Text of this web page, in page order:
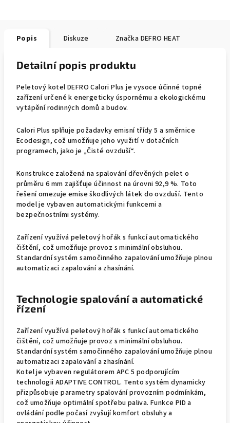
Popis Diskuze Značka DEFRO HEAT
Detailní popis produktu
Peletový kotel DEFRO Calori Plus je vysoce účinné topné
zařízení určené k energeticky úspornému a ekologickému
vytápění rodinných domů a budov.
Calori Plus splňuje požadavky emisní třídy 5 a směrnice
Ecodesign, což umožňuje jeho využití v dotačních
programech, jako je „Čisté ovzduší“.
Konstrukce založená na spalování dřevěných pelet o
průměru 6 mm zajišťuje účinnost na úrovni 92,9 %. Toto
řešení omezuje emise škodlivých látek do ovzduší. Tento
model je vybaven automatickými funkcemi a
bezpečnostními systémy.
Zařízení využívá peletový hořák s funkcí automatického
čištění, což umožňuje provoz s minimální obsluhou.
Standardní systém samočinného zapalování umožňuje plnou
automatizaci zapalování a zhasínání.
Technologie spalování a automatické
řízení
Zařízení využívá peletový hořák s funkcí automatického
čištění, což umožňuje provoz s minimální obsluhou.
Standardní systém samočinného zapalování umožňuje plnou
automatizaci zapalování a zhasínání.
Kotel je vybaven regulátorem APC 5 podporujícím
technologii ADAPTIVE CONTROL. Tento systém dynamicky
přizpůsobuje parametry spalování provozním podmínkám,
což umožňuje optimální spotřebu paliva. Funkce PID a
ovládání podle počasí zvyšují komfort obsluhy a